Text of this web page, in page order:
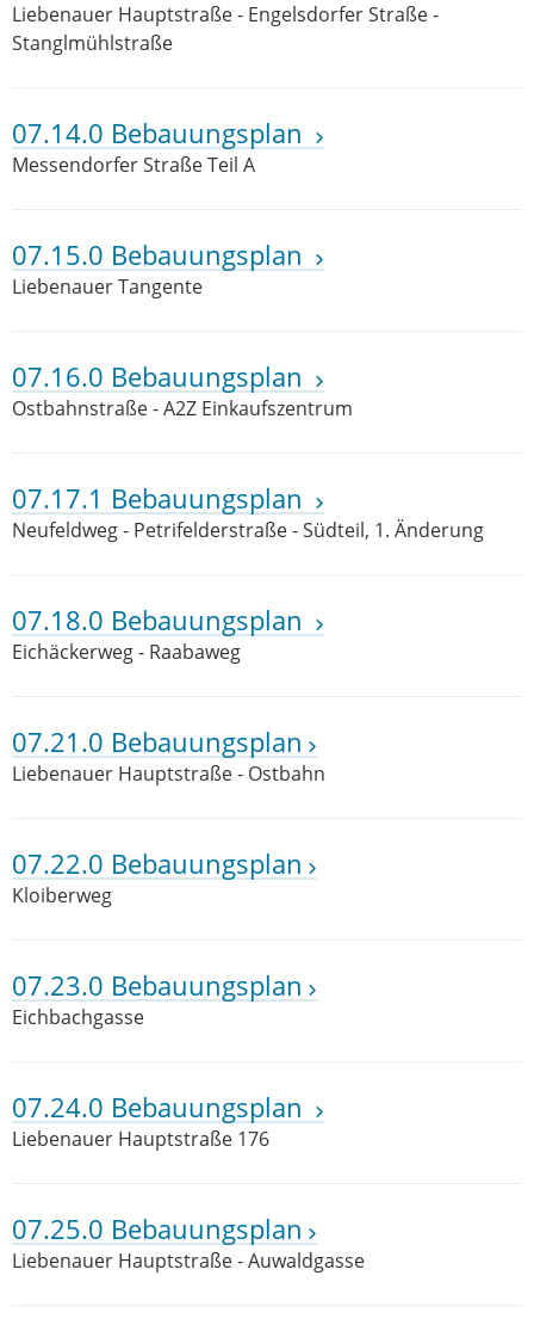
Liebenauer Hauptstraße - Engelsdorfer Straße -
Stanglmühlstraße
07.14.0 Bebauungsplan
Messendorfer Straße Teil A
07.15.0 Bebauungsplan
Liebenauer Tangente
07.16.0 Bebauungsplan
Ostbahnstraße - A2Z Einkaufszentrum
07.17.1 Bebauungsplan
Neufeldweg - Petrifelderstraße - Südteil, 1. Änderung
07.18.0 Bebauungsplan
Eichäckerweg - Raabaweg
07.21.0 Bebauungsplan
Liebenauer Hauptstraße - Ostbahn
07.22.0 Bebauungsplan
Kloiberweg
07.23.0 Bebauungsplan
Eichbachgasse
07.24.0 Bebauungsplan
Liebenauer Hauptstraße 176
07.25.0 Bebauungsplan
Liebenauer Hauptstraße - Auwaldgasse